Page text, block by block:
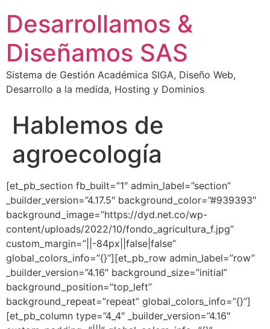
Desarrollamos &
Diseñamos SAS
Sistema de Gestión Académica SIGA, Diseño Web,
Desarrollo a la medida, Hosting y Dominios
Hablemos de
agroecología
[et_pb_section fb_built=”1″ admin_label=”section”
_builder_version=”4.17.5″ background_color=”#939393″
background_image=”https://dyd.net.co/wp-
content/uploads/2022/10/fondo_agricultura_f.jpg”
custom_margin=”||-84px||false|false”
global_colors_info=”{}”][et_pb_row admin_label=”row”
_builder_version=”4.16″ background_size=”initial”
background_position=”top_left”
background_repeat=”repeat” global_colors_info=”{}”]
[et_pb_column type=”4_4″ _builder_version=”4.16″